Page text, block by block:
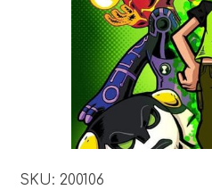
SKU: 200106